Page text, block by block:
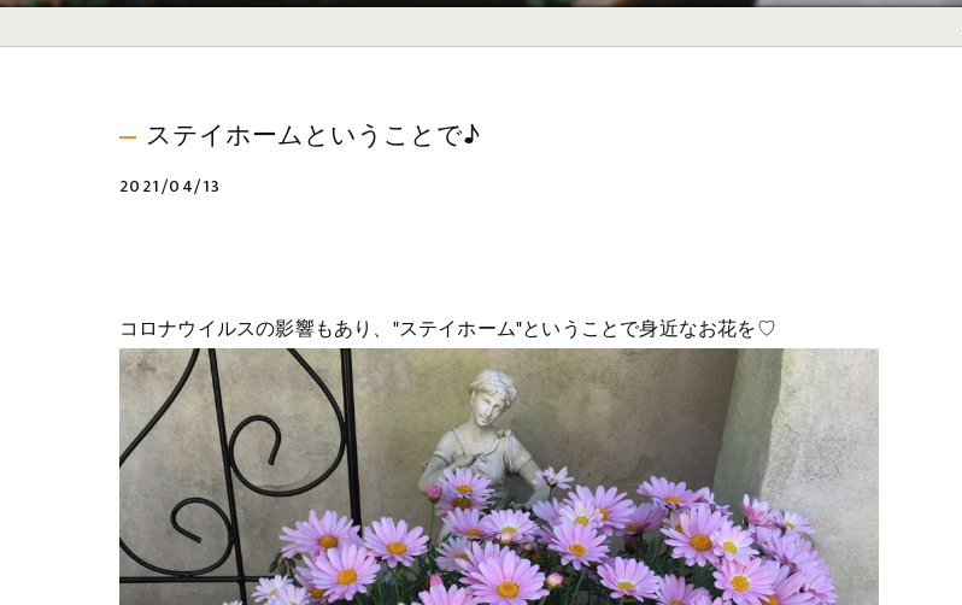
ステイホームということで♪
2021/04/13
コロナウイルスの影響もあり、"ステイホーム"ということで身近なお花を♡